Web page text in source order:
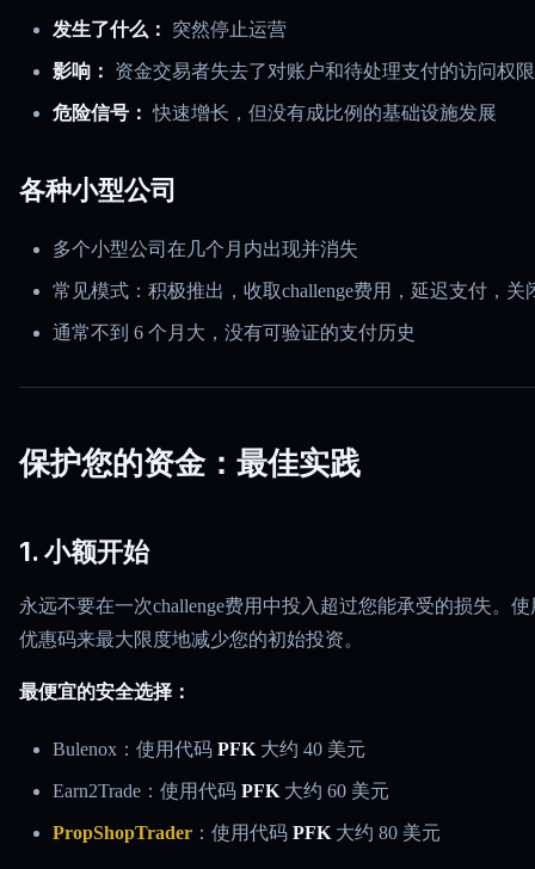
发生了什么： 突然停止运营
影响： 资金交易者失去了对账户和待处理支付的访问权限
危险信号： 快速增长，但没有成比例的基础设施发展
各种小型公司
多个小型公司在几个月内出现并消失
常见模式：积极推出，收取challenge费用，延迟支付，关
通常不到 6 个月大，没有可验证的支付历史
保护您的资金：最佳实践
1. 小额开始
永远不要在一次challenge费用中投入超过您能承受的损失。使
优惠码来最大限度地减少您的初始投资。
最便宜的安全选择：
Bulenox：使用代码 PFK 大约 40 美元
Earn2Trade：使用代码 PFK 大约 60 美元
PropShopTrader ：使用代码 PFK 大约 80 美元